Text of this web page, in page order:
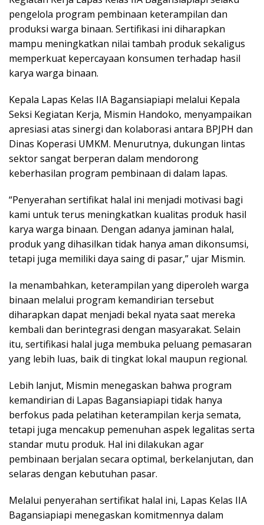
pengelola program pembinaan keterampilan dan
produksi warga binaan. Sertifikasi ini diharapkan
mampu meningkatkan nilai tambah produk sekaligus
memperkuat kepercayaan konsumen terhadap hasil
karya warga binaan.
Kepala Lapas Kelas IIA Bagansiapiapi melalui Kepala
Seksi Kegiatan Kerja, Mismin Handoko, menyampaikan
apresiasi atas sinergi dan kolaborasi antara BPJPH dan
Dinas Koperasi UMKM. Menurutnya, dukungan lintas
sektor sangat berperan dalam mendorong
keberhasilan program pembinaan di dalam lapas.
“Penyerahan sertifikat halal ini menjadi motivasi bagi
kami untuk terus meningkatkan kualitas produk hasil
karya warga binaan. Dengan adanya jaminan halal,
produk yang dihasilkan tidak hanya aman dikonsumsi,
tetapi juga memiliki daya saing di pasar,” ujar Mismin.
Ia menambahkan, keterampilan yang diperoleh warga
binaan melalui program kemandirian tersebut
diharapkan dapat menjadi bekal nyata saat mereka
kembali dan berintegrasi dengan masyarakat. Selain
itu, sertifikasi halal juga membuka peluang pemasaran
yang lebih luas, baik di tingkat lokal maupun regional.
Lebih lanjut, Mismin menegaskan bahwa program
kemandirian di Lapas Bagansiapiapi tidak hanya
berfokus pada pelatihan keterampilan kerja semata,
tetapi juga mencakup pemenuhan aspek legalitas serta
standar mutu produk. Hal ini dilakukan agar
pembinaan berjalan secara optimal, berkelanjutan, dan
selaras dengan kebutuhan pasar.
Melalui penyerahan sertifikat halal ini, Lapas Kelas IIA
Bagansiapiapi menegaskan komitmennya dalam